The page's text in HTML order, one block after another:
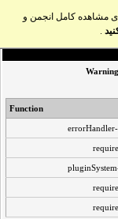
مشاهده کامل انجمن و
.
Warning
Function